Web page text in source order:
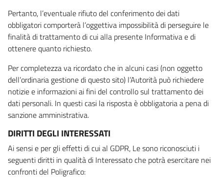
Pertanto, l’eventuale rifiuto del conferimento dei dati
obbligatori comporterà l’oggettiva impossibilità di perseguire le
finalità di trattamento di cui alla presente Informativa e di
ottenere quanto richiesto.
Per completezza va ricordato che in alcuni casi (non oggetto
dell’ordinaria gestione di questo sito) l’Autorità può richiedere
notizie e informazioni ai fini del controllo sul trattamento dei
dati personali. In questi casi la risposta è obbligatoria a pena di
sanzione amministrativa.
DIRITTI DEGLI INTERESSATI
Ai sensi e per gli effetti di cui al GDPR, Le sono riconosciuti i
seguenti diritti in qualità di Interessato che potrà esercitare nei
confronti del Poligrafico: